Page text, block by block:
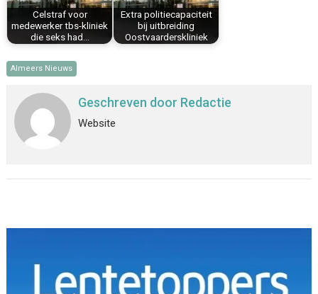
Celstraf voor
die seks had…
Extra politiecapaciteit
Almeers Nieuws
Geschreven door